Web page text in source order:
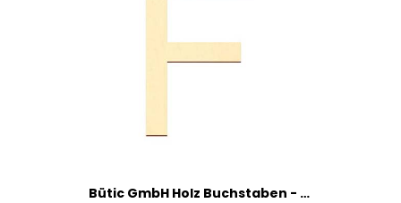
Bütic GmbH Holz Buchstaben - Arial - Wunschtext/Schriftzug mit Größenauswahl, Größe:15cm, Buchstaben:großes F